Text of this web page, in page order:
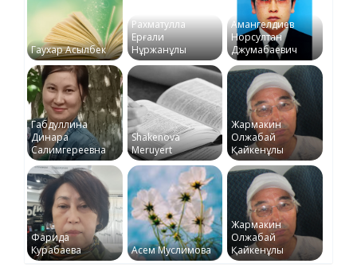
Гаухар Асылбек
Рахматулла
Ерғали
Нұржанұлы
Амангелдиев
Норсултан
Джумабаевич
Габдуллина
Динара
Салимгереевна
Shakenova
Meruyert
Жармакин
Олжабай
Қайкенұлы
Фарида
Курабаева
Асем Муслимова
Жармакин
Олжабай
Қайкенұлы